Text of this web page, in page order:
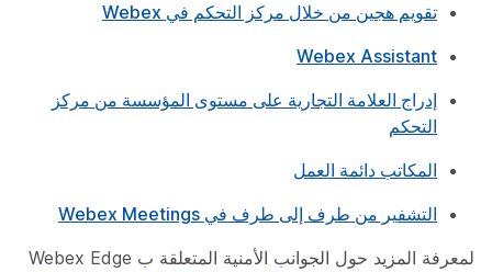
تقويم هجين من خلال مركز التحكم في Webex
Webex Assistant
إدراج العلامة التجارية على مستوى المؤسسة من مركز
التحكم
المكاتب دائمة العمل
التشفير من طرف إلى طرف في Webex Meetings
لمعرفة المزيد حول الجوانب الأمنية المتعلقة ب Webex Edge